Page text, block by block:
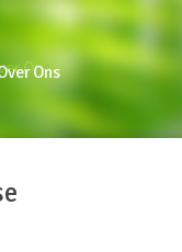
Ons
Ons